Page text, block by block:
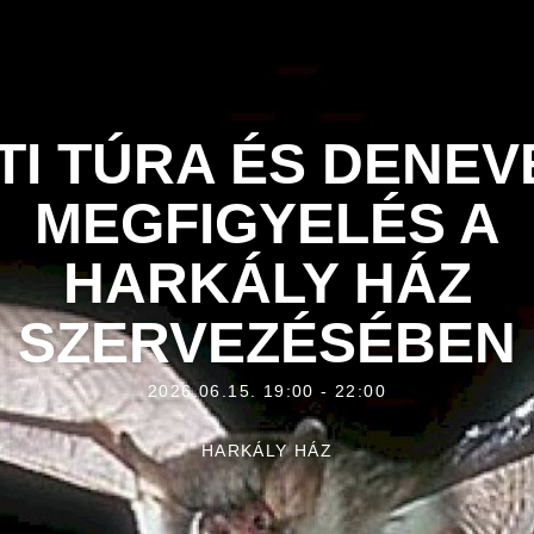
TÚRA ÉS
MEGFIGYELÉS A
HARKÁLY HÁZ
SZERVEZÉSÉBEN
2026.06.15. 19:00 - 22:00
HARKÁLY HÁZ